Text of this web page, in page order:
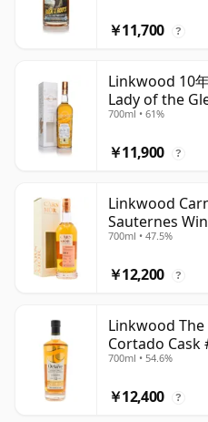
￥11,700 ?
Linkwood 10
Lady of the
700ml • 61%
￥11,900 ?
Linkwood
Sauternes
700ml • 47.5%
￥12,200 ?
Linkwood The
Cortado Cask
700ml • 54.6%
￥12,400 ?